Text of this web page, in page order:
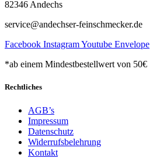
82346 Andechs
service@andechser-feinschmecker.de
Facebook InstagramYoutube Envelope
*ab einem Mindestbestellwert von 50€
Rechtliches
AGB’s
Impressum
Datenschutz
Widerrufsbelehrung
Kontakt